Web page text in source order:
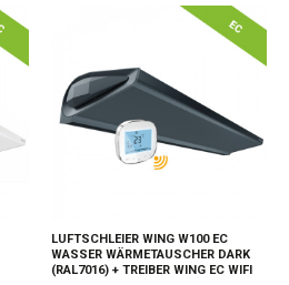
LUFTSCHLEIER WING W100 EC
WASSER WÄRMETAUSCHER DARK
(RAL7016) + TREIBER WING EC WIFI